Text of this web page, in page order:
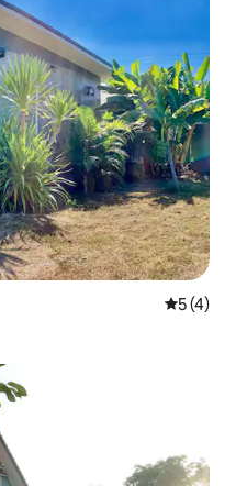
Note
5 (4)